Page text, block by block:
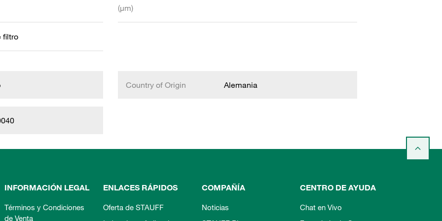
(µm)
filtro
Country of Origin Alemania
INFORMACIÓN LEGAL
Términos y Condiciones
de Venta
ENLACES RÁPIDOS
Oferta de STAUFF
COMPAÑÍA
Noticias
CENTRO DE AYUDA
Chat en Vivo